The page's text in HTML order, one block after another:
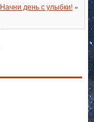
Начни день с улыбки! »